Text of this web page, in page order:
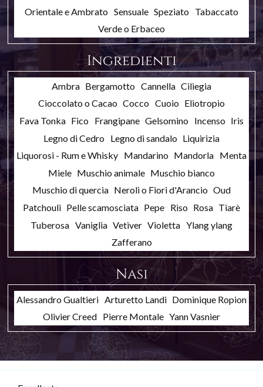
Orientale e Ambrato Sensuale Speziato Tabaccato
Verde o Erbaceo
Ingredienti
Ambra Bergamotto Cannella Ciliegia
Cioccolato o Cacao Cocco Cuoio Eliotropio
Fava Tonka Fico Frangipane Gelsomino Incenso Iris
Legno di Cedro Legno di sandalo Liquirizia
Liquorosi - Rum e Whisky Mandarino Mandorla Menta
Miele Muschio animale Muschio bianco
Muschio di quercia Neroli o Fiori d'Arancio Oud
Patchouli Pelle scamosciata Pepe Riso Rosa Tiarè
Tuberosa Vaniglia Vetiver Violetta Ylang ylang
Zafferano
Nasi
Alessandro Gualtieri Arturetto Landi Dominique Ropion
Olivier Creed Pierre Montale Yann Vasnier